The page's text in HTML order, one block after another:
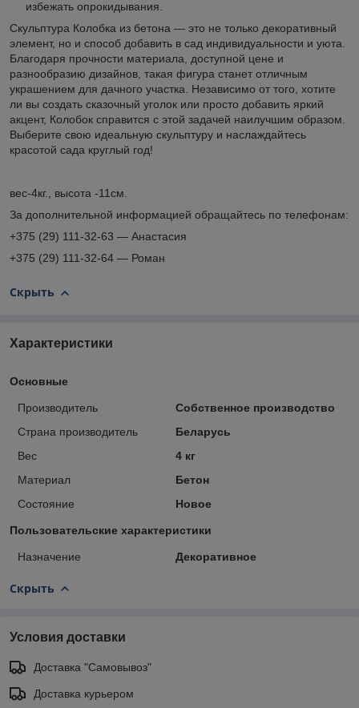
избежать опрокидывания.
Скульптура Колобка из бетона — это не только декоративный
элемент, но и способ добавить в сад индивидуальности и уюта.
Благодаря прочности материала, доступной цене и
разнообразию дизайнов, такая фигура станет отличным
украшением для дачного участка. Независимо от того, хотите
ли вы создать сказочный уголок или просто добавить яркий
акцент, Колобок справится с этой задачей наилучшим образом.
Выберите свою идеальную скульптуру и наслаждайтесь
красотой сада круглый год!
вес-4кг., высота -11см.
За дополнительной информацией обращайтесь по телефонам:
+375 (29) 111-32-63 — Анастасия
+375 (29) 111-32-64 — Роман
Скрыть
Характеристики
Основные
Производитель
Собственное производство
Страна производитель
Беларусь
Вес
4 кг
Материал
Бетон
Состояние
Новое
Пользовательские характеристики
Назначение Декоративное
Скрыть
Условия доставки
Доставка "Самовывоз"
Доставка курьером